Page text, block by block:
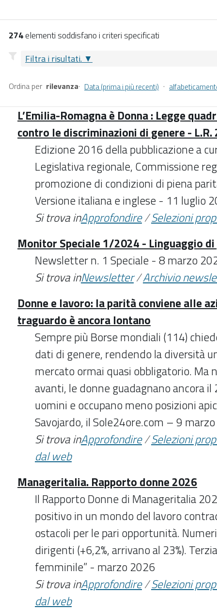
274elementi soddisfano i criteri specificati
Filtra i risultati.
Ordina per rilevanza· Data (prima i più recenti) ·
L’Emilia-Romagna è Donna : Legge
contro le discriminazioni di genere - L.R.
Edizione 2016 della pubblicazione a
Legislativa regionale, Commissione
promozione di condizioni di piena
Versione italiana e inglese - 11 luglio
Si trova inApprofondire/Selezioni
Monitor Speciale 1/2024 - Linguaggio
Newsletter n. 1 Speciale - 8 marzo
Si trova inNewsletter/Archivio
Donne e lavoro: la parità conviene alle
traguardo è ancora lontano
Sempre più Borse mondiali (114)
dati di genere, rendendo la diversità
mercato ormai quasi obbligatorio. Ma
avanti, le donne guadagnano ancora il
uomini e occupano meno posizioni
Savojardo, il Sole24ore.com – 9
Si trova inApprofondire/Selezioni
dal web
Manageritalia. Rapporto donne 2026
Il Rapporto Donne di Manageritalia
positivo in un mondo del lavoro
ostacoli per le pari opportunità.
dirigenti (+6,2%, arrivano al 23%).
femminile” - marzo 2026
Si trova inApprofondire/Selezioni
dal web